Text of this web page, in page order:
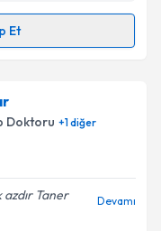
ilişkin
Et
randevu takvimi
randevu almanız
ile
Doktoru +1diğer
Taner
Devamı